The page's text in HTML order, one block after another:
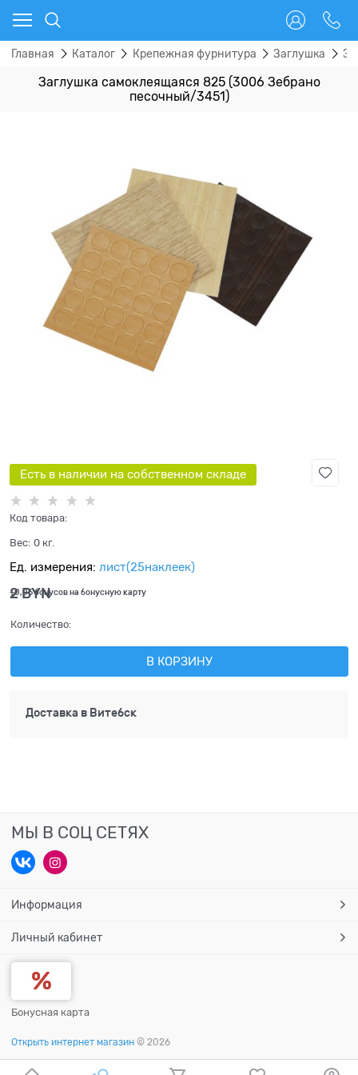
Главная Каталог Крепежная фурнитура Заглушка
Заглушка самоклеящаяся 825 (3006 Зебрано
песочный/3451)
Есть в наличии на собственном складе
Код товара:
Вес: 0 кг.
Ед. измерения: лист(25наклеек)
2 BYN
+0,06 бонусов на бонусную карту
Количество:
В КОРЗИНУ
Доставка в Витебск
МЫ В СОЦ СЕТЯХ
Информация
Личный кабинет
Бонусная карта
Открыть интернет магазин © 2026